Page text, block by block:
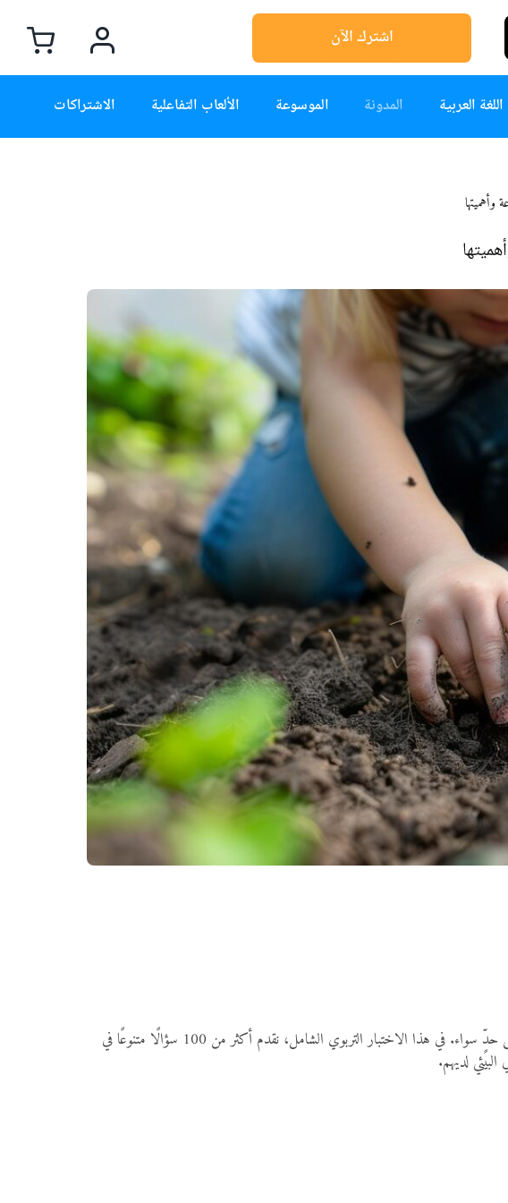
اشترك الآن
اللغة العربية المدونة الموسوعة الألعاب التفاعلية الاشتراكات
الزراعة تُعدّ من أهم الأنشطة الاقتصادية والبيئية التي عرفها الإنسان منذ القدم، وهي أساس الغذاء وبقاء الإنسان والحيوان على حدٍّ سواء. في هذا الاختبار التربوي الشامل، نقدم أكثر من 100 سؤالًا متنوعًا في